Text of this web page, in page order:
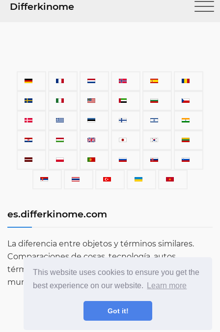
This website uses cookies to ensure you get the
best experience on our website.
Learn more
Got it!
Differkinome
es.differkinome.com
La diferencia entre objetos y términos similares.
Comparaciones de cosas, tecnología, autos,
términos, personas y todo lo que existe en este
mundo.